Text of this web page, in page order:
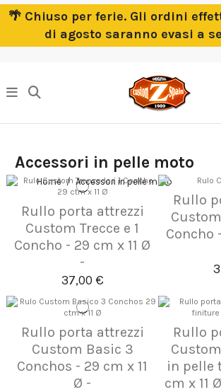
🌴 Chiuso per ferie. Gli ordini
di agosto saranno evasi a
Accessori in pelle moto
Home Accessori in pelle moto
Rullo porta attrezzi
Custom Trecce e 1
Concho - 29 cm x 11 Ø
-
37,00 €
Rullo
Concho
Rullo porta attrezzi
Custom Basic 3
Conchos - 29 cm x 11
Ø -
Rullo
in pelle
cm x 11